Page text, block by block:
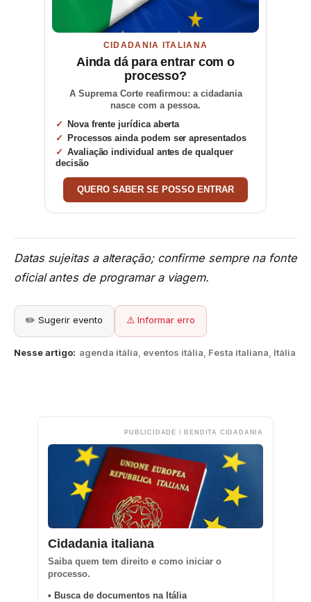
CIDADANIA ITALIANA
Ainda dá para entrar com o
processo?
A Suprema Corte reafirmou: a cidadania
nasce com a pessoa.
Nova frente jurídica aberta
Processos ainda podem ser apresentados
Avaliação individual antes de qualquer
decisão
QUERO SABER SE POSSO ENTRAR
Datas sujeitas a alteração; confirme sempre na fonte
oficial antes de programar a viagem.
✏️ Sugerir evento ⚠️ Informar erro
Nesse artigo: agenda itália eventos itália Festa italiana Itália
PUBLICIDADE / BENDITA CIDADANIA
Cidadania italiana
Saiba quem tem direito e como iniciar o
processo.
• Busca de documentos na Itália